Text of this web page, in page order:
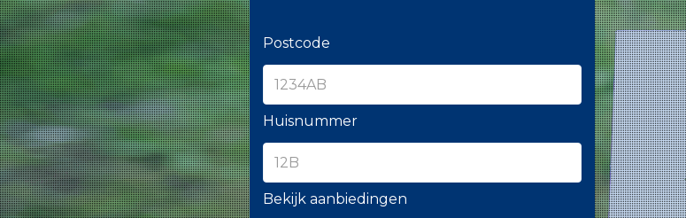
Postcode
Huisnummer
Bekijk aanbiedingen